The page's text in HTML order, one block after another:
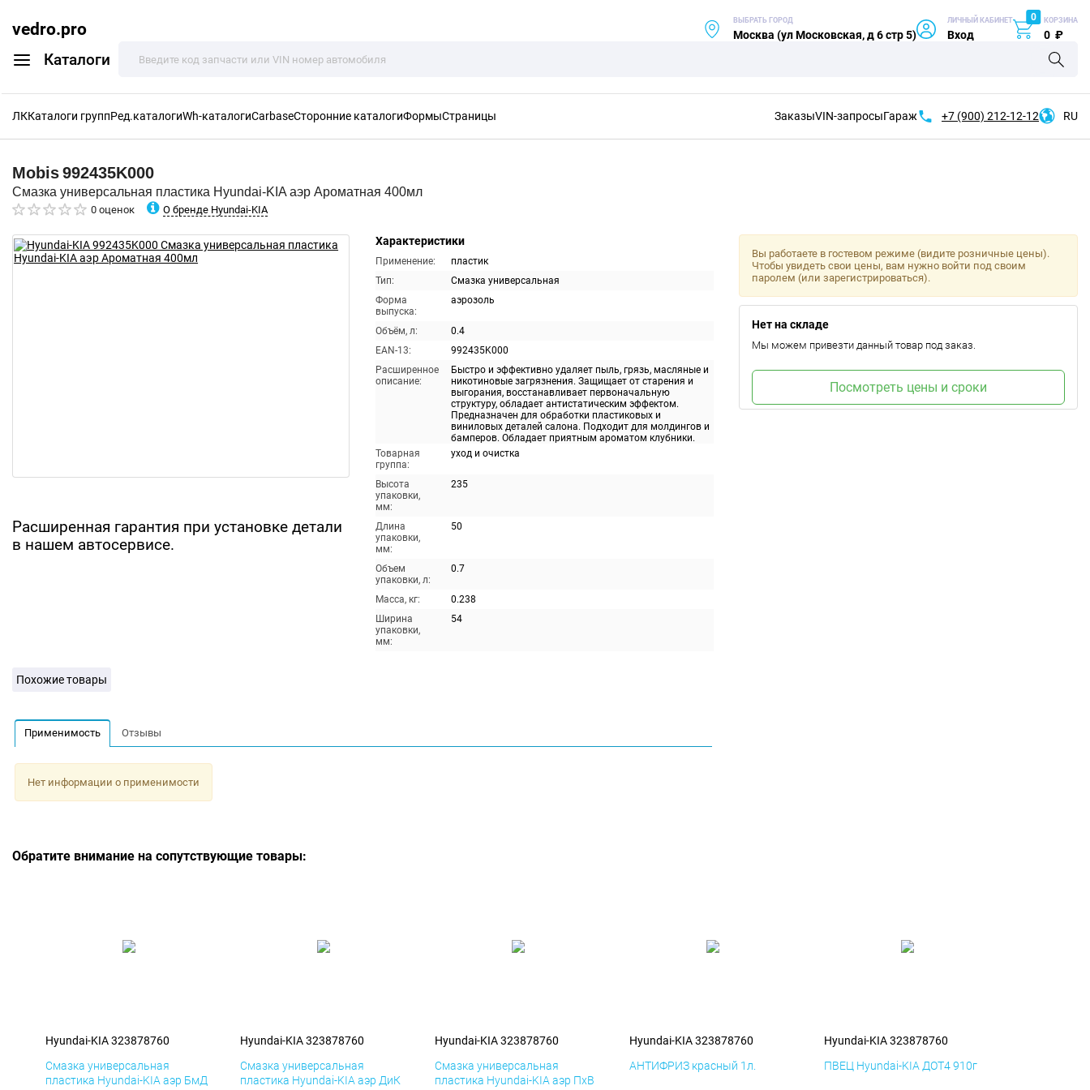
vedro.pro
Каталоги
ВЫБРАТЬ ГОРОД
Москва (ул Московская, д 6 стр 5)
ЛИЧНЫЙ КАБИНЕТ
Вход
0 КОРЗИНА
0 ₽
ЛККаталоги группРед.каталогиWh-каталогиCarbaseСторонние каталогиФормыСтраницы ЗаказыVIN-запросыГараж +7 (900) 212-12-12 RU
Mobis992435K000
Смазка универсальная пластика Hyundai-KIA аэр Ароматная 400мл
0 оценок О бренде Hyundai-KIA
Расширенная гарантия при установке детали
в нашем автосервисе.
Характеристики
Применение:
пластик
Тип:
Смазка универсальная
Форма
выпуска:
аэрозоль
Объём, л:
0.4
EAN-13:
992435K000
Расширенное
описание:
Быстро и эффективно удаляет пыль, грязь, масляные и
никотиновые загрязнения. Защищает от старения и
выгорания, восстанавливает первоначальную
структуру, обладает антистатическим эффектом.
Предназначен для обработки пластиковых и
виниловых деталей салона. Подходит для молдингов и
бамперов. Обладает приятным ароматом клубники.
Товарная
группа:
уход и очистка
Высота
упаковки,
мм:
235
Длина
упаковки,
мм:
50
Объем
упаковки, л:
0.7
Масса, кг:
0.238
Ширина
упаковки,
мм:
54
Вы работаете в гостевом режиме (видите розничные цены).
Чтобы увидеть свои цены, вам нужно войти под своим
паролем (или зарегистрироваться).
Нет на складе
Мы можем привезти данный товар под заказ.
Посмотреть цены и сроки
Похожие товары
Применимость Отзывы
Нет информации о применимости
Обратите внимание на сопутствующие товары:
Hyundai-KIA 323878760
Смазка универсальная
пластика Hyundai-KIA аэр БмД
Hyundai-KIA 323878760
Смазка универсальная
пластика Hyundai-KIA аэр ДиК
Hyundai-KIA 323878760
Смазка универсальная
пластика Hyundai-KIA аэр ПхВ
Hyundai-KIA 323878760
АНТИФРИЗ красный 1л.
Hyundai-KIA 323878760
ПВЕЦ Hyundai-KIA ДОТ4 910г